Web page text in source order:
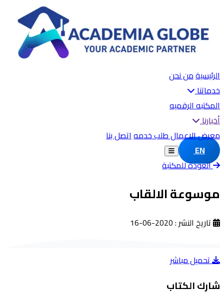
الرئيسيةمن نحن
خدماتنا
المكتبه الرقميه
أخبارنا
معرض الاعمالطلب خدمهاتصل بنا
EN
العودة للمكتبة
موسوعة الالقاب
تاريخ النشر : 2020-06-16
تحميل مباشر
شارك الكتاب